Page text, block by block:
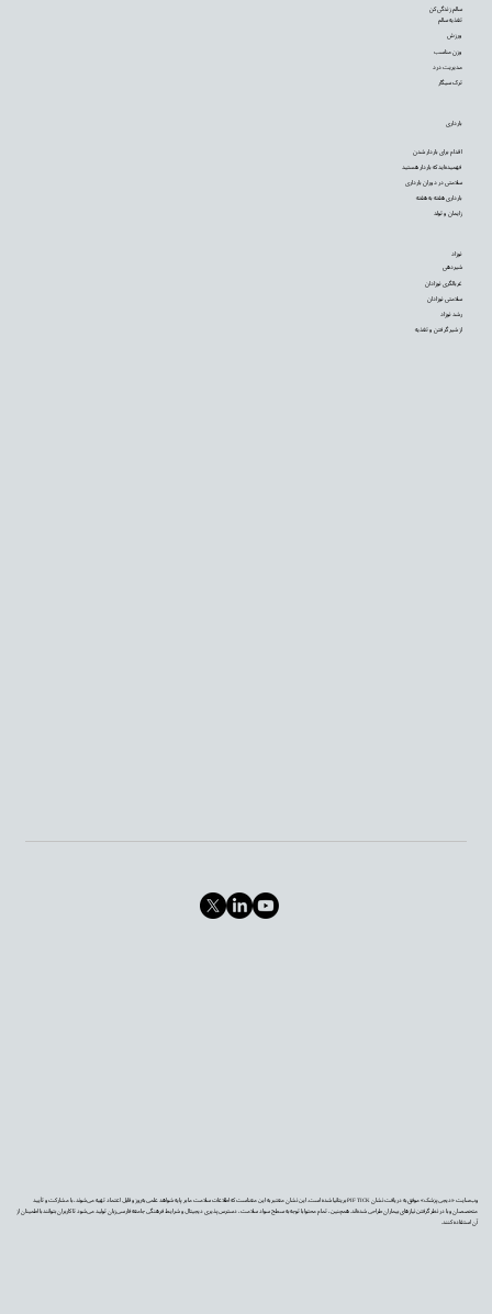
وب‌سایت «دیجی‌پزشک» موفق به دریافت نشان PIF TICK بریتانیا شده است. این نشان معتبر به این معناست که اطلاعات سلامت ما بر پایه شواهد علمی به‌روز و قابل اعتماد تهیه می‌شوند، با مشارکت و تأیید
متخصصان و با در نظر گرفتن نیازهای بیماران طراحی شده‌اند. همچنین، تمام محتوا با توجه به سطح سواد سلامت، دسترس‌پذیری دیجیتال و شرایط فرهنگی جامعه فارسی‌زبان تولید می‌شود تا کاربران بتوانند با اطمینان از
آن استفاده کنند.
نوزاد
شیردهی
غربالگری نوزادان
سلامتی نوزادان
رشد نوزاد
از شیر گرفتن و تغذیه
بارداری
اقدام برای باردار شدن
فهمیده‌اید که باردار هستید
سلامتی در دوران بارداری
بارداری هفته به هفته
زایمان و تولد
سالم زندگی کن
تغذیه سالم
ورزش
وزن مناسب
مدیریت درد
ترک سیگار